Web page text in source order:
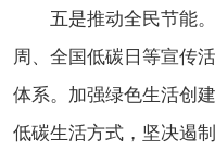
五是推动全民节能
周、全国低碳日等宣传
体系。加强绿色生活创
低碳生活方式，坚决遏